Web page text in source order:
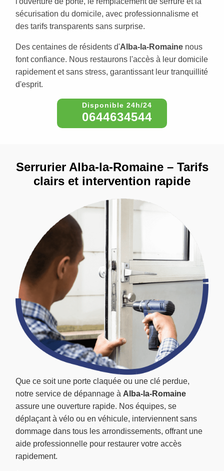
sécurisation du domicile, avec professionnalisme et
des tarifs transparents sans surprise.
Des centaines de résidents d'Alba-la-Romaine nous
font confiance. Nous restaurons l'accès à leur domicile
rapidement et sans stress, garantissant leur tranquillité
d'esprit.
0644634544
Que ce soit une porte claquée ou une clé perdue,
notre service de dépannage à Alba-la-Romaine
assure une ouverture rapide. Nos équipes, se
déplaçant à vélo ou en véhicule, interviennent sans
dommage dans tous les arrondissements, offrant une
aide professionnelle pour restaurer votre accès
rapidement.
Serrurier Alba-la-Romaine – Tarifs
clairs et intervention rapide